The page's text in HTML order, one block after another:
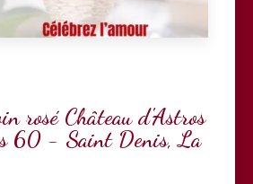
rosé Château d'Astros
60 - Saint Denis, La